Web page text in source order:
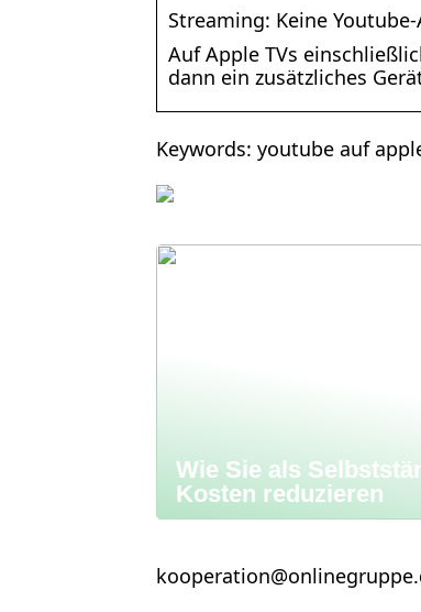
Streaming: Keine
Auf Apple TVs
dann ein zusätzliches
Keywords: youtube auf
Wie Sie als
Kosten reduzieren